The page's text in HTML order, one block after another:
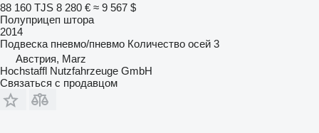
88 160 TJS 8 280 € ≈ 9 567 $
Полуприцеп штора
2014
Подвеска пневмо/пневмо Количество осей 3
Австрия, Marz
Hochstaffl Nutzfahrzeuge GmbH
Связаться с продавцом